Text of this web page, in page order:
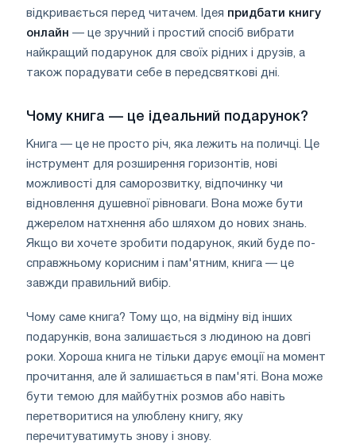
відкривається перед читачем. Ідея придбати книгу
онлайн — це зручний і простий спосіб вибрати
найкращий подарунок для своїх рідних і друзів, а
також порадувати себе в передсвяткові дні.
Чому книга — це ідеальний подарунок?
Книга — це не просто річ, яка лежить на поличці. Це
інструмент для розширення горизонтів, нові
можливості для саморозвитку, відпочинку чи
відновлення душевної рівноваги. Вона може бути
джерелом натхнення або шляхом до нових знань.
Якщо ви хочете зробити подарунок, який буде по-
справжньому корисним і пам'ятним, книга — це
завжди правильний вибір.
Чому саме книга? Тому що, на відміну від інших
подарунків, вона залишається з людиною на довгі
роки. Хороша книга не тільки дарує емоції на момент
прочитання, але й залишається в пам'яті. Вона може
бути темою для майбутніх розмов або навіть
перетворитися на улюблену книгу, яку
перечитуватимуть знову і знову.